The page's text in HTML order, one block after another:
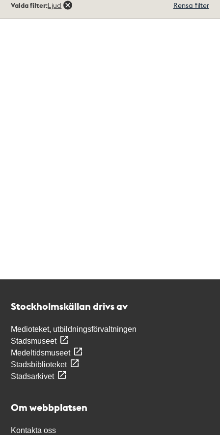
träffar
Valda filter:Ljud Rensa filter
Stockholmskällan drivs av
Medioteket, utbildningsförvaltningen
Stadsmuseet
Medeltidsmuseet
Stadsbiblioteket
Stadsarkivet
Om webbplatsen
Kontakta oss